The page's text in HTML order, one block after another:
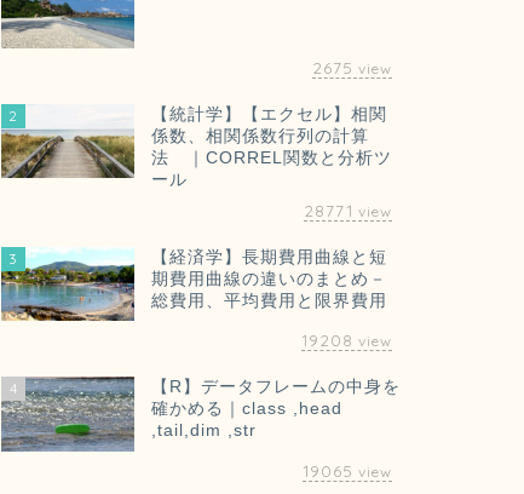
2675 view
2
【統計学】【エクセル】相関
係数、相関係数行列の計算
法 ｜CORREL関数と分析ツ
ール
28771 view
3
【経済学】長期費用曲線と短
期費用曲線の違いのまとめ－
総費用、平均費用と限界費用
19208 view
4
【R】データフレームの中身を
確かめる｜class ,head
,tail,dim ,str
19065 view